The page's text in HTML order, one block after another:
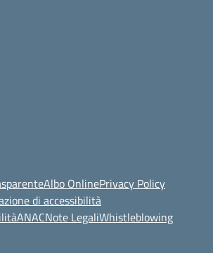
Albo OnlinePrivacy Policy
di accessibilità
ANACNote LegaliWhistleblowing